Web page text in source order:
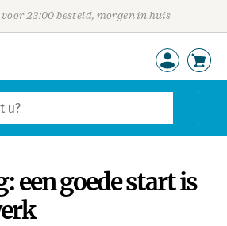
23:00 besteld, morgen in huis
een goede start is